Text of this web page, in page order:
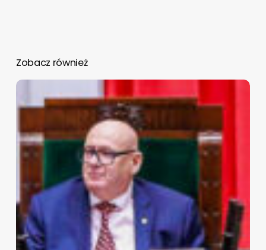
Zobacz również